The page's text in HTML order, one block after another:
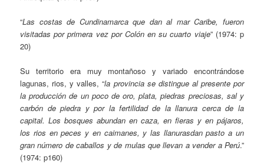
“Las costas de Cundinamarca que dan al mar Caribe, fueron
visitadas por primera vez por Colón en su cuarto viaje” (1974: p
20)
Su territorio era muy montañoso y variado encontrándose
lagunas, rios, y valles, “la provincia se distingue al presente por
la producción de un poco de oro, plata, piedras preciosas, sal y
carbón de piedra y por la fertilidad de la llanura cerca de la
capital. Los bosques abundan en caza, en fieras y en pájaros,
los rios en peces y en caimanes, y las llanurasdan pasto a un
gran número de caballos y de mulas que llevan a vender a Perú.”
(1974: p160)